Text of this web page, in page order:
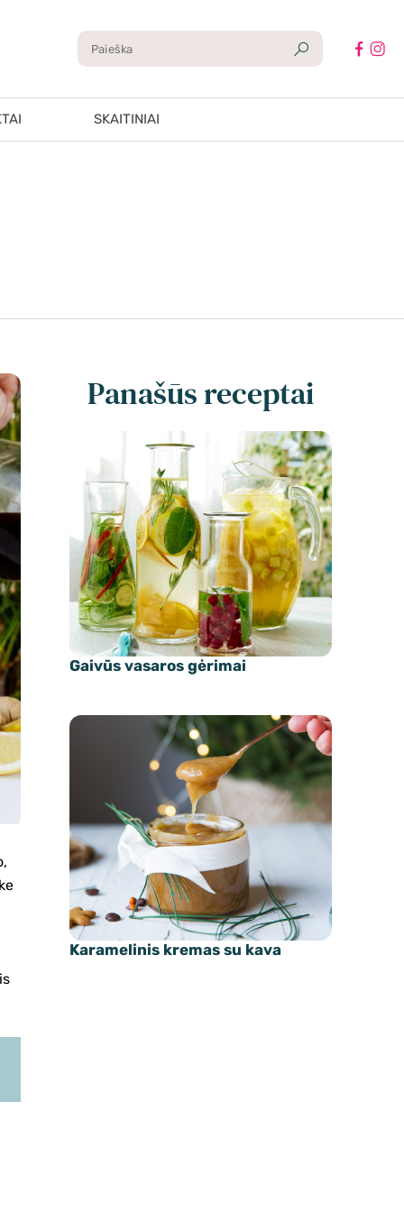
SKAITINIAI
Panašūs receptai
Gaivūs vasaros gėrimai
Karamelinis kremas su kava